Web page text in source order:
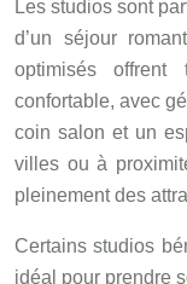
Les studios sont
d’un séjour
optimisés
confortable, avec
coin salon et un
villes ou à
pleinement des
Certains studios
idéal pour prendre